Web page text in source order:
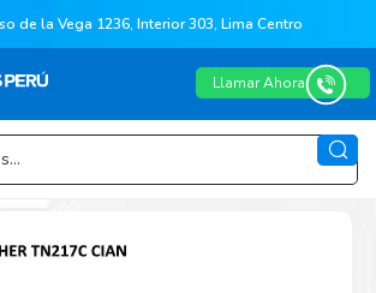
de la Vega 1236, Interior 303, Lima Centro
Llamar Ahora